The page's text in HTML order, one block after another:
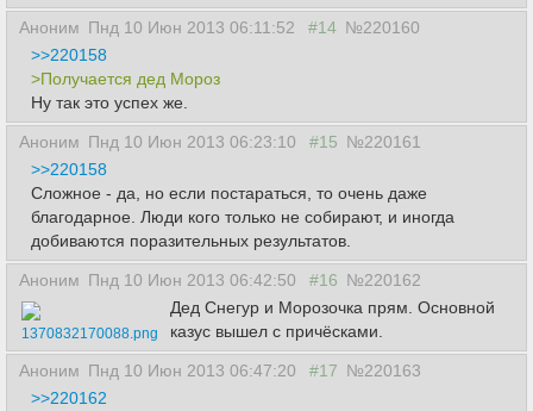
Аноним Пнд 10 Июн 2013 06:11:52 #14 №220160
>>220158
>Получается дед Мороз
Ну так это успех же.
Аноним Пнд 10 Июн 2013 06:23:10 #15 №220161
>>220158
Сложное - да, но если постараться, то очень даже
благодарное. Люди кого только не собирают, и иногда
добиваются поразительных результатов.
Аноним Пнд 10 Июн 2013 06:42:50 #16 №220162
1370832170088.png
Дед Снегур и Морозочка прям. Основной
казус вышел с причёсками.
Аноним Пнд 10 Июн 2013 06:47:20 #17 №220163
>>220162